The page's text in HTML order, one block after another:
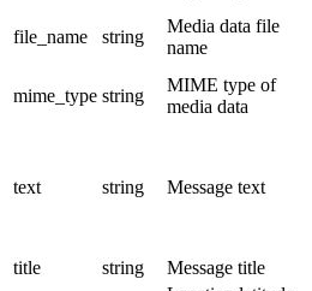
file_name string
Media data file
name
mime_type string
MIME type of
media data
text string Message text
title
string Message title